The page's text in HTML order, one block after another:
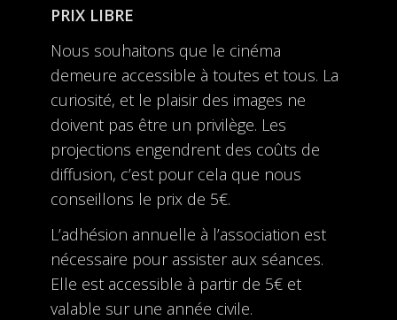
PRIX LIBRE
Nous souhaitons que le cinéma
demeure accessible à toutes et tous. La
curiosité, et le plaisir des images ne
doivent pas être un privilège. Les
projections engendrent des coûts de
diffusion, c’est pour cela que nous
conseillons le prix de 5€.
L’adhésion annuelle à l’association est
nécessaire pour assister aux séances.
Elle est accessible à partir de 5€ et
valable sur une année civile.